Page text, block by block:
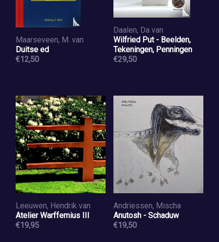
Maarseveen, M. van
Duitse ed
€12,50
Daalen, Da van
Wilfried Put - Beelden,
Tekeningen, Penningen
€29,50
Leeuwen, Hendrik van
Atelier Warffemius III
€19,95
Andriessen, Mischa
Anutosh - Schaduw
€19,50